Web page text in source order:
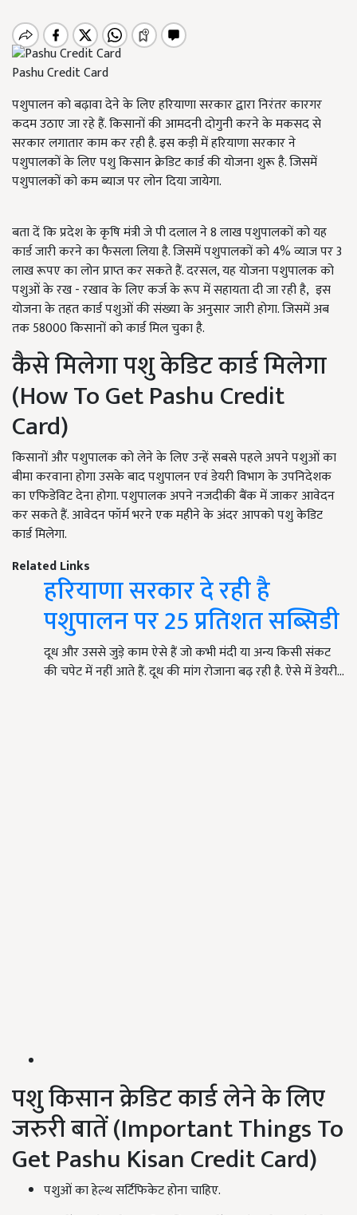
Pashu Credit Card
पशुपालन को बढ़ावा देने के लिए हरियाणा सरकार द्वारा निरंतर कारगर
कदम उठाए जा रहे हैं. किसानों की आमदनी दोगुनी करने के मकसद से
सरकार लगातार काम कर रही है. इस कड़ी में हरियाणा सरकार ने
पशुपालकों के लिए पशु किसान क्रेडिट कार्ड की योजना शुरू है. जिसमें
पशुपालकों को कम ब्याज पर लोन दिया जायेगा.
बता दें कि प्रदेश के कृषि मंत्री जे पी दलाल ने 8 लाख पशुपालकों को यह
कार्ड जारी करने का फैसला लिया है. जिसमें पशुपालकों को 4% व्याज पर 3
लाख रूपए का लोन प्राप्त कर सकते हैं. दरसल, यह योजना पशुपालक को
पशुओं के रख - रखाव के लिए कर्ज के रूप में सहायता दी जा रही है, इस
योजना के तहत कार्ड पशुओं की संख्या के अनुसार जारी होगा. जिसमें अब
तक 58000 किसानों को कार्ड मिल चुका है.
कैसे मिलेगा पशु केडिट कार्ड मिलेगा
(How To Get Pashu Credit
Card)
किसानों और पशुपालक को लेने के लिए उन्हें सबसे पहले अपने पशुओं का
बीमा करवाना होगा उसके बाद पशुपालन एवं डेयरी विभाग के उपनिदेशक
का एफिडेविट देना होगा. पशुपालक अपने नजदीकी बैंक में जाकर आवेदन
कर सकते हैं. आवेदन फॉर्म भरने एक महीने के अंदर आपको पशु केडिट
कार्ड मिलेगा.
Related Links
हरियाणा सरकार दे रही है
पशुपालन पर 25 प्रतिशत सब्सिडी
दूध और उससे जुड़े काम ऐसे हैं जो कभी मंदी या अन्य किसी संकट
की चपेट में नहीं आते हैं. दूध की मांग रोजाना बढ़ रही है. ऐसे में डेयरी…
पशु किसान क्रेडिट कार्ड लेने के लिए
जरुरी बातें (Important Things To
Get Pashu Kisan Credit Card)
पशुओं का हेल्थ सर्टिफिकेट होना चाहिए.